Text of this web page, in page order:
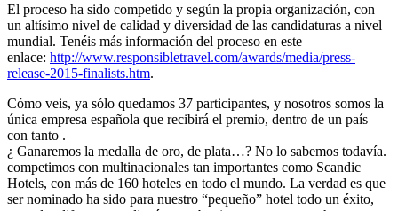
El proceso ha sido competido y según la propia organización, con
un altísimo nivel de calidad y diversidad de las candidaturas a nivel
mundial. Tenéis más información del proceso en este
enlace: http://www.responsibletravel.com/awards/media/press-
release-2015-finalists.htm.
Cómo veis, ya sólo quedamos 37 participantes, y nosotros somos la
única empresa española que recibirá el premio, dentro de un país
con tanto .
¿ Ganaremos la medalla de oro, de plata…? No lo sabemos todavía.
competimos con multinacionales tan importantes como Scandic
Hotels, con más de 160 hoteles en todo el mundo. La verdad es que
ser nominado ha sido para nuestro “pequeño” hotel todo un éxito,